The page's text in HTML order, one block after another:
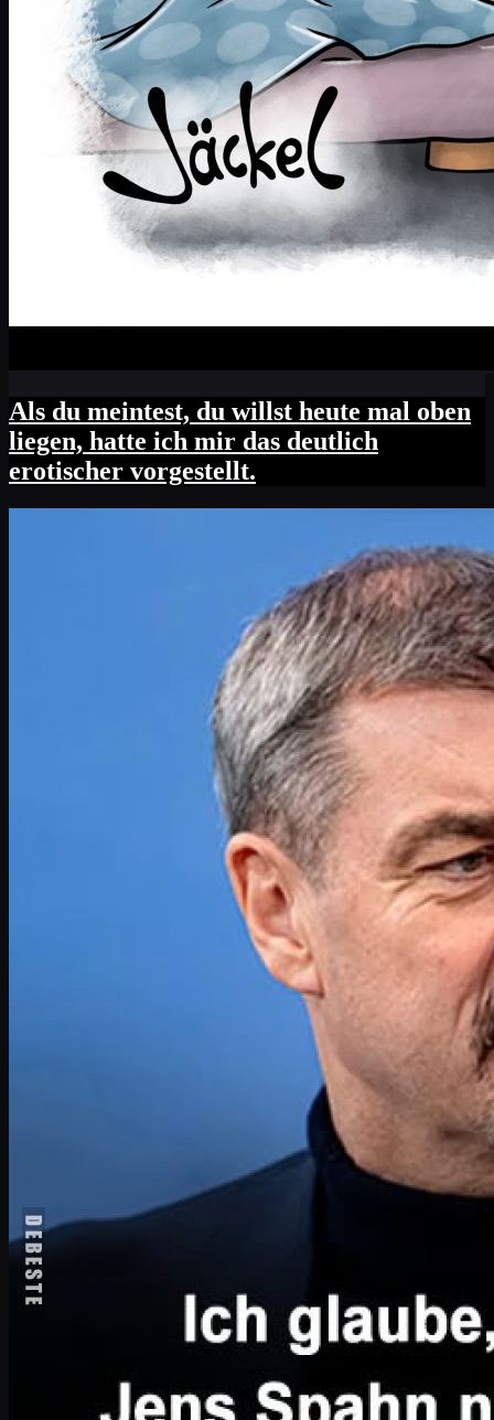
Als du meintest, du willst heute mal oben
liegen, hatte ich mir das deutlich
erotischer vorgestellt.